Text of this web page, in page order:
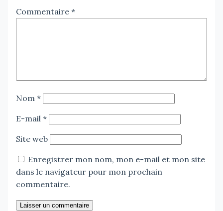
Commentaire *
Nom *
E-mail *
Site web
Enregistrer mon nom, mon e-mail et mon site
dans le navigateur pour mon prochain
commentaire.
Laisser un commentaire